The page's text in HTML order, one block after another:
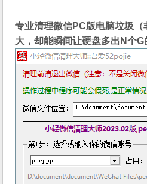
爱
破
解
原
创
PC
工
具]
仅
132K
却
能
让
专业清理微信PC版电脑垃圾
大，却能瞬间让硬盘多出N个G